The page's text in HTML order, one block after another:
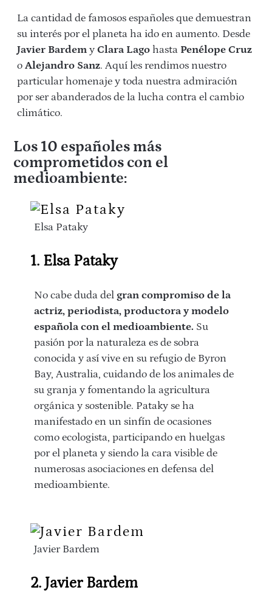
La cantidad de famosos españoles que demuestran
su interés por el planeta ha ido en aumento. Desde
Javier Bardem y Clara Lago hasta Penélope Cruz
o Alejandro Sanz. Aquí les rendimos nuestro
particular homenaje y toda nuestra admiración
por ser abanderados de la lucha contra el cambio
climático.
Los 10 españoles más
comprometidos con el
medioambiente:
Elsa Pataky
1. Elsa Pataky
No cabe duda del gran compromiso de la
actriz, periodista, productora y modelo
española con el medioambiente. Su
pasión por la naturaleza es de sobra
conocida y así vive en su refugio de Byron
Bay, Australia, cuidando de los animales de
su granja y fomentando la agricultura
orgánica y sostenible. Pataky se ha
manifestado en un sinfín de ocasiones
como ecologista, participando en huelgas
por el planeta y siendo la cara visible de
numerosas asociaciones en defensa del
medioambiente.
Javier Bardem
2. Javier Bardem